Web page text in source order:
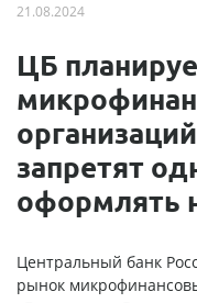
21.08.2024
ЦБ
запретят
оформлять
Центральный банк
рынок